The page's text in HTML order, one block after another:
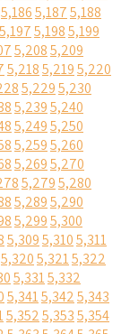
5,1865,1875,188
5,1975,1985,199
5,2085,209
5,2185,2195,220
5,2295,230
5,2395,240
5,2495,250
5,2595,260
5,2695,270
5,2795,280
5,2895,290
5,2995,300
5,3095,3105,311
5,3205,3215,322
5,3315,332
5,3415,3425,343
5,3525,3535,354